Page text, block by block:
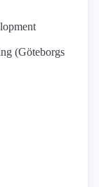
(Göteborgs